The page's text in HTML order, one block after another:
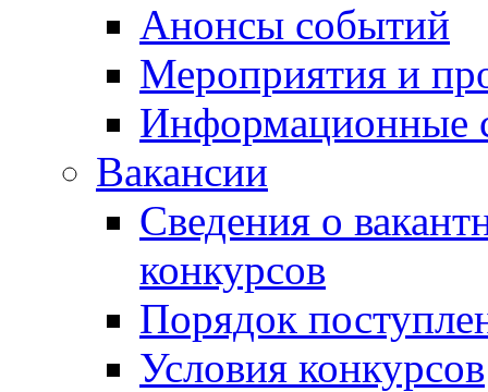
Анонсы событий
Мероприятия и
Информационные
Вакансии
Сведения о
конкурсов
Порядок
Условия конкурсов